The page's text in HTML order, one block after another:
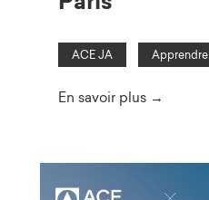
ACE JA Apprendre
En savoir plus →